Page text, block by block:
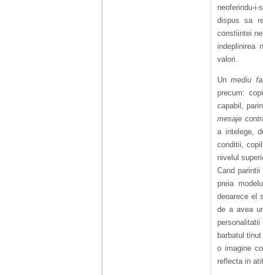
neoferindu-
dispus sa
constiintei
indeplinirea
valori.
Unmediu
precum:
capabil,
mesaje
a intelege,
conditii,
nivelul
Cand
preia
deoarece el
de a avea
barbatul
o imagine
reflecta in